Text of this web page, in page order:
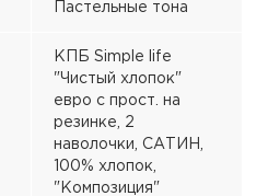
Пастельные тона
КПБ Simple life
"Чистый хлопок"
евро с прост. на
резинке, 2
наволочки, САТИН,
100% хлопок,
"Композиция"